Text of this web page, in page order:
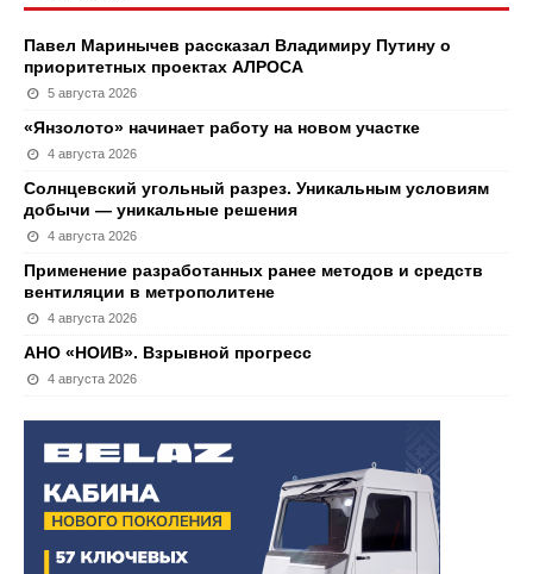
Павел Маринычев рассказал Владимиру Путину о
приоритетных проектах АЛРОСА
5 августа 2026
«Янзолото» начинает работу на новом участке
4 августа 2026
Солнцевский угольный разрез. Уникальным условиям
добычи — уникальные решения
4 августа 2026
Применение разработанных ранее методов и средств
вентиляции в метрополитене
4 августа 2026
АНО «НОИВ». Взрывной прогресс
4 августа 2026